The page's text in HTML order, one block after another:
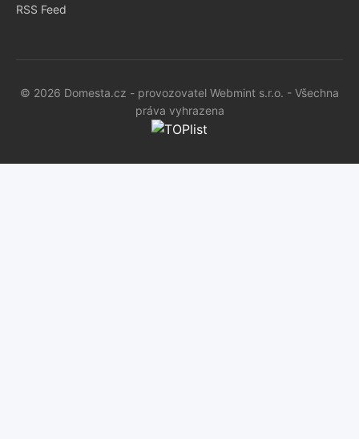
RSS Feed
© 2026 Domesta.cz - provozovatel Webmint s.r.o. - Všechna
práva vyhrazena